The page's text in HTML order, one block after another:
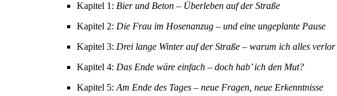
Kapitel 1: Bier und Beton – Überleben auf der Straße
Kapitel 2: Die Frau im Hosenanzug – und eine ungeplante Pause
Kapitel 3: Drei lange Winter auf der Straße – warum ich alles verlor
Kapitel 4: Das Ende wäre einfach – doch hab’ ich den Mut?
Kapitel 5: Am Ende des Tages – neue Fragen, neue Erkenntnisse